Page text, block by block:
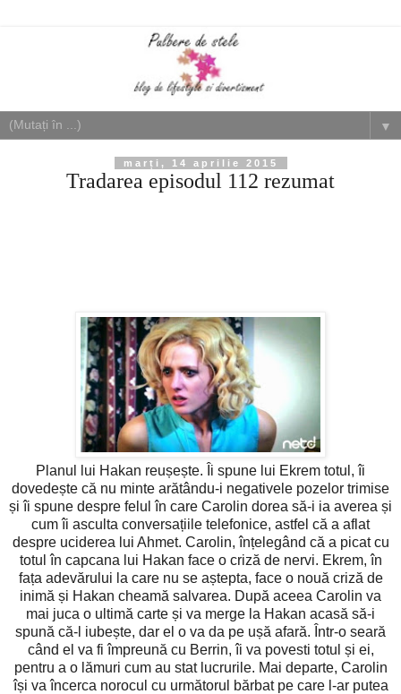
▼
marți, 14 aprilie 2015
Tradarea episodul 112 rezumat
Planul lui Hakan reușește. Îi spune lui Ekrem totul, îi
dovedește că nu minte arătându-i negativele pozelor trimise
și îi spune despre felul în care Carolin dorea să-i ia averea și
cum îi asculta conversațiile telefonice, astfel că a aflat
despre uciderea lui Ahmet. Carolin, înțelegând că a picat cu
totul în capcana lui Hakan face o criză de nervi. Ekrem, în
fața adevărului la care nu se aștepta, face o nouă criză de
inimă și Hakan cheamă salvarea. După aceea Carolin va
mai juca o ultimă carte și va merge la Hakan acasă să-i
spună că-l iubește, dar el o va da pe ușă afară. Într-o seară
când el va fi împreună cu Berrin, îi va povesti totul și ei,
pentru a o lămuri cum au stat lucrurile. Mai departe, Carolin
își va încerca norocul cu următorul bărbat pe care l-ar putea